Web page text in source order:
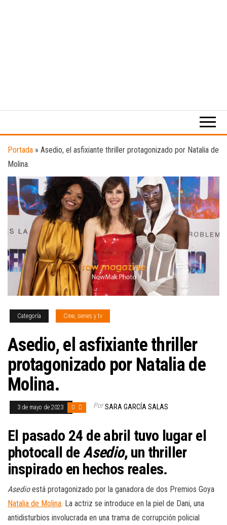
digital
el
deporte y
música.
Portada » Asedio, el asfixiante thriller protagonizado por Natalia de
Molina.
Categoría Cine, series y tv
Asedio, el asfixiante thriller
protagonizado por Natalia de
Molina.
3 de mayo de 2023 0 Por SARA GARCÍA SALAS
El pasado 24 de abril tuvo lugar el
photocall de Asedio, un thriller
inspirado en hechos reales.
Asedioestá protagonizado por la ganadora de dos Premios Goya
Natalia de Molina. La actriz se introduce en la piel de Dani, una
antidisturbios involucrada en una trama de corrupción policial